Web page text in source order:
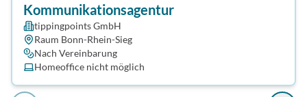
Kommunikationsagentur
tippingpoints GmbH
Raum Bonn-Rhein-Sieg
Nach Vereinbarung
Homeoffice nicht möglich